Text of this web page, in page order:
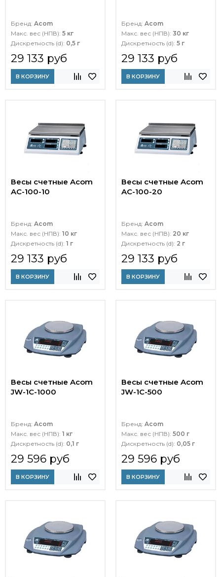
Бренд: Acom
Макс. вес (НПВ): 5 кг
Дискретность (d): 0,5 г
29 133 руб
В КОРЗИНУ
Бренд: Acom
Макс. вес (НПВ): 30 кг
Дискретность (d): 5 г
29 133 руб
В КОРЗИНУ
Весы счетные Acom
AC-100-10
Бренд: Acom
Макс. вес (НПВ): 10 кг
Дискретность (d): 1 г
29 133 руб
В КОРЗИНУ
Весы счетные Acom
AC-100-20
Бренд: Acom
Макс. вес (НПВ): 20 кг
Дискретность (d): 2 г
29 133 руб
В КОРЗИНУ
Весы счетные Acom
JW-1C-1000
Бренд: Acom
Макс. вес (НПВ): 1 кг
Дискретность (d): 0,1 г
29 596 руб
В КОРЗИНУ
Весы счетные Acom
JW-1C-500
Бренд: Acom
Макс. вес (НПВ): 500 г
Дискретность (d): 0,05 г
29 596 руб
В КОРЗИНУ